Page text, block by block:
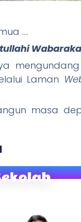
….
Laman
masa